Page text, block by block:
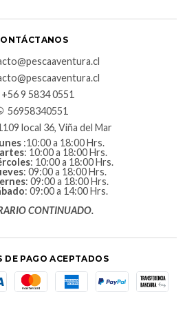
+56 9 5834 0551
56958340551
local 36, Viña del Mar
:10:00 a 18:00 Hrs.
: 10:00 a 18:00 Hrs.
: 10:00 a 18:00 Hrs.
: 09:00 a 18:00 Hrs.
: 09:00 a 18:00 Hrs.
: 09:00 a 14:00 Hrs.
CONTINUADO.
DE PAGO ACEPTADOS